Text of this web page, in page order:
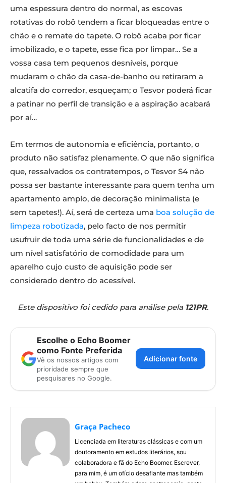
uma espessura dentro do normal, as escovas
rotativas do robô tendem a ficar bloqueadas entre o
chão e o remate do tapete. O robô acaba por ficar
imobilizado, e o tapete, esse fica por limpar… Se a
vossa casa tem pequenos desníveis, porque
mudaram o chão da casa-de-banho ou retiraram a
alcatifa do corredor, esqueçam; o Tesvor poderá ficar
a patinar no perfil de transição e a aspiração acabará
por aí…
Em termos de autonomia e eficiência, portanto, o
produto não satisfaz plenamente. O que não significa
que, ressalvados os contratempos, o Tesvor S4 não
possa ser bastante interessante para quem tenha um
apartamento amplo, de decoração minimalista (e
sem tapetes!). Aí, será de certeza uma boa solução de
limpeza robotizada, pelo facto de nos permitir
usufruir de toda uma série de funcionalidades e de
um nível satisfatório de comodidade para um
aparelho cujo custo de aquisição pode ser
considerado dentro do acessível.
Este dispositivo foi cedido para análise pela 121PR.
Escolhe o Echo Boomer
como Fonte Preferida
Vê os nossos artigos com
prioridade sempre que
pesquisares no Google.
Adicionar fonte
Graça Pacheco
Licenciada em literaturas clássicas e com um
doutoramento em estudos literários, sou
colaboradora e fã do Echo Boomer. Escrever,
para mim, é um ofício desafiante mas também